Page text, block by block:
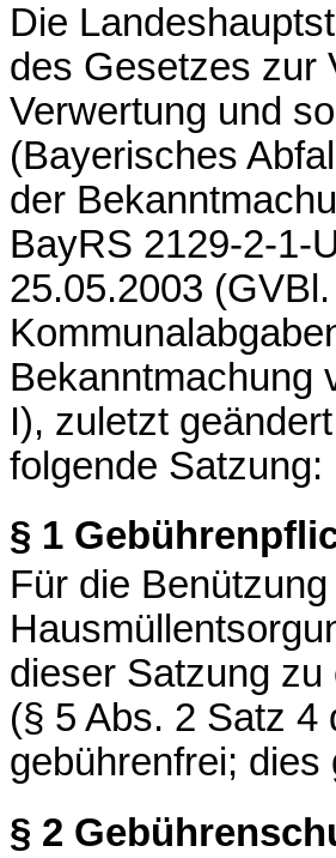
Die
des Gesetzes zur
Verwertung und
(Bayerisches
der
BayRS 2129-2-1-
25.05.2003
Bekanntmachung
I), zuletzt
folgende Satzung:
§ 1
Für die
dieser Satzung
(§ 5 Abs. 2 Satz
gebührenfrei;
§ 2